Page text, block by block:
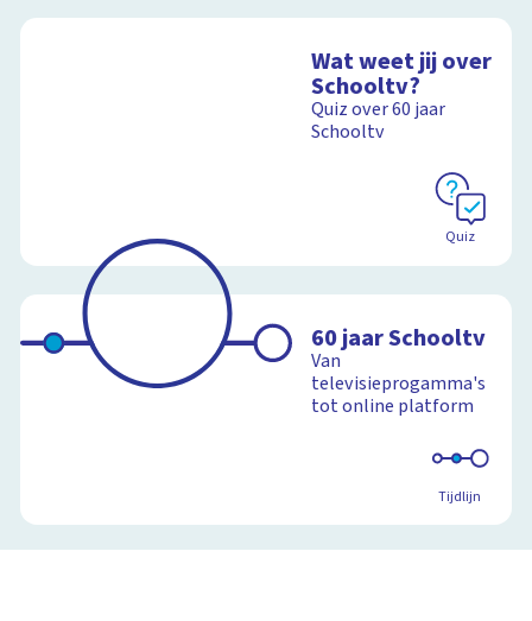
Wat weet jij over
Schooltv?
Quiz over 60 jaar
Schooltv
Quiz
60 jaar Schooltv
Van
televisieprogamma's
tot online platform
Tijdlijn